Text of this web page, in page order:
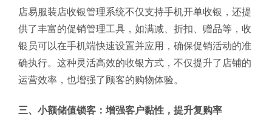
店易服装店收银管理系统不仅支持手机开单收银，还提
供了丰富的促销管理工具，如满减、折扣、赠品等，收
银员可以在手机端快速设置并应用，确保促销活动的准
确执行。这种灵活高效的收银方式，不仅提升了店铺的
运营效率，也增强了顾客的购物体验。
三、小额储值锁客：增强客户黏性，提升复购率